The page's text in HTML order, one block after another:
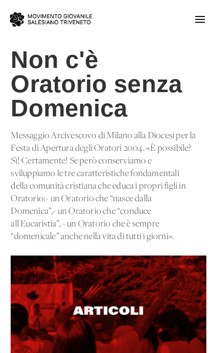
Non c'è
Oratorio senza
Domenica
Messaggio Arcivescovo di Milano alla Diocesi per la
Festa di Apertura degli Oratori 2004. «È possibile?
Sì! Certamente! Se però conserviamo e
sviluppiamo le tre caratteristiche fondamentali
della comunità cristiana che educa i propri figli in
Oratorio:- un Oratorio che “nasce dalla
Domenica”,- un Oratorio che “conduce
all'Eucaristia”, - un Oratorio che è sempre
“domenicale” anche nella vita di tutti i giorni».